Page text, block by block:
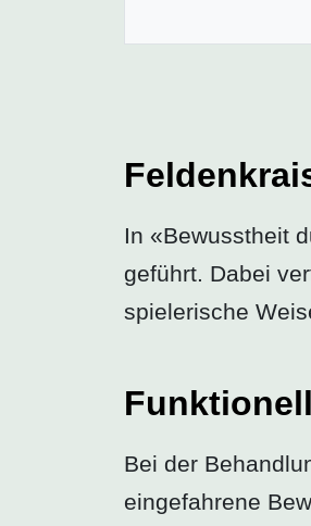
In «Bewusstheit
geführt. Dabei
spielerische
Bei der
eingefahrene